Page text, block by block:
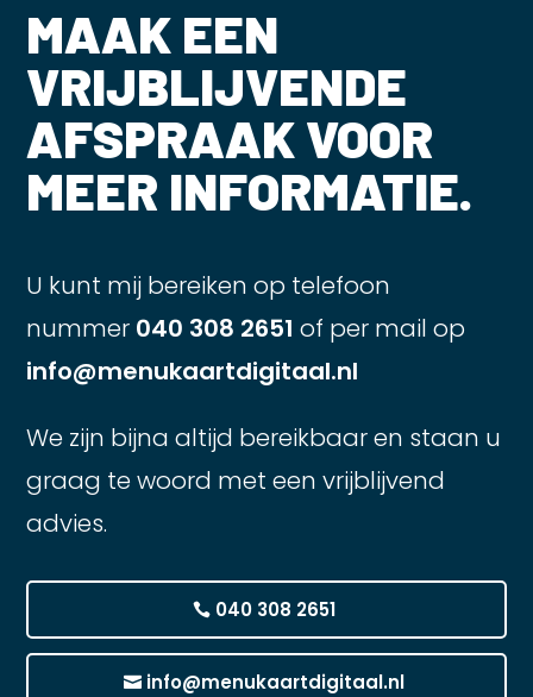
MAAK EEN
VRIJBLIJVENDE
AFSPRAAK VOOR
MEER INFORMATIE.
U kunt mij bereiken op telefoon
nummer 040 308 2651 of per mail op
info@menukaartdigitaal.nl
We zijn bijna altijd bereikbaar en staan u
graag te woord met een vrijblijvend
advies.
040 308 2651
info@menukaartdigitaal.nl